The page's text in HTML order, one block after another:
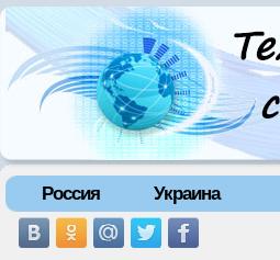
Россия Украина